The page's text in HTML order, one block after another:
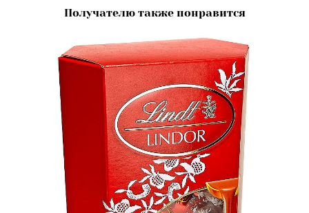
Получателю также понравится